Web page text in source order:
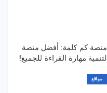
منصة كم كلمة: أفضل منصة
لتنمية مهارة القراءة للجميع!
مواقع